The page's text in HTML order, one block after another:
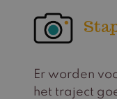
Er worden
het traject